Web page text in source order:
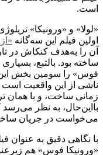
است.
«لولا» و «ورونیکا»
اولین فیلم این سه‌گانه
آن را به‌هدف کنکاش در
ساخته بود. بالتبع،
فوس» را سومین بخش این
ناشی از این واقعیت است
زمانی ساخت، و با همان
بااین‌حال، به نظر
می‌خواست در جریان